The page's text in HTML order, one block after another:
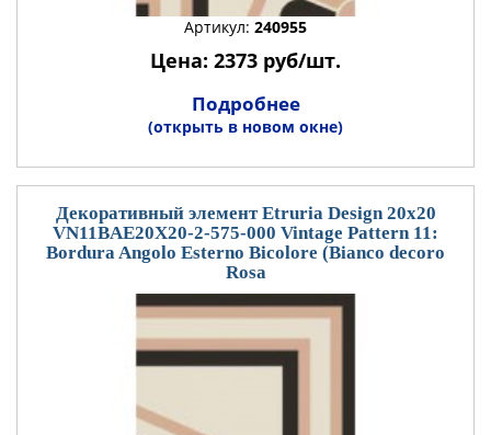
Артикул: 240955
Цена: 2373 руб/шт.
Подробнее
(открыть в новом окне)
Декоративный элемент Etruria Design 20x20
VN11BAE20X20-2-575-000 Vintage Pattern 11:
Bordura Angolo Esterno Bicolore (Bianco decoro
Rosa